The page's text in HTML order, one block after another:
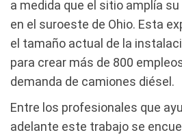
a medida que el sitio amplía
en el suroeste de Ohio. Esta
el tamaño actual de la
para crear más de 800
demanda de camiones diésel.
Entre los profesionales que
adelante este trabajo se